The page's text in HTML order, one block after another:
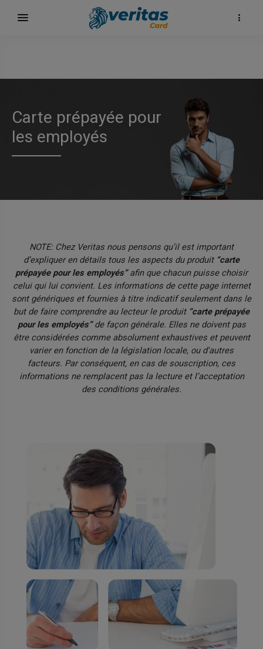
Carte prépayée pour
les employés
NOTE: Chez Veritas nous pensons qu’il est important
d’expliquer en détails tous les aspects du produit “carte
prépayée pour les employés”afin que chacun puisse choisir
celui qui lui convient. Les informations de cette page internet
sont génériques et fournies à titre indicatif seulement dans le
but de faire comprendre au lecteur le produit “carte prépayée
pour les employés”de façon générale. Elles ne doivent pas
être considérées comme absolument exhaustives et peuvent
varier en fonction de la législation locale, ou d'autres
facteurs. Par conséquent, en cas de souscription, ces
informations ne remplacent pas la lecture et l’acceptation
des conditions générales.